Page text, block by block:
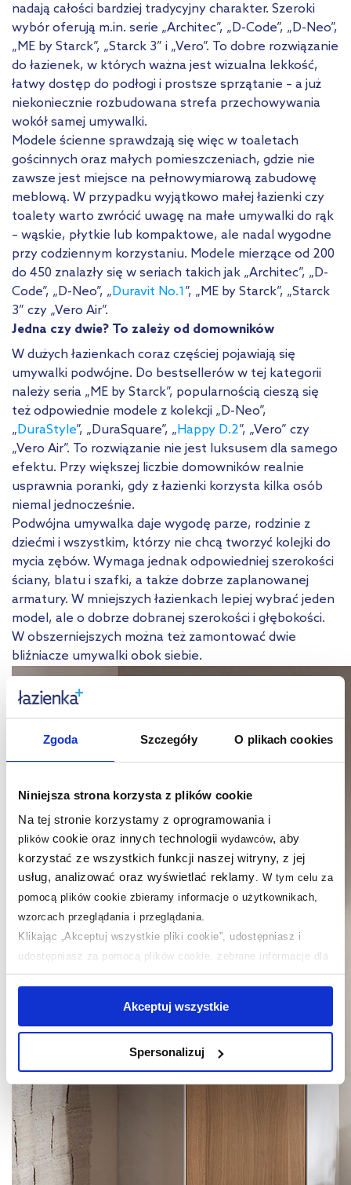
Zgoda Szczegóły O plikach cookies
Niniejsza strona korzysta z plików cookie
Na tej stronie korzystamy z oprogramowania i
plikówcookie oraz innych technologii wydawców, aby
korzystać ze wszystkich funkcji naszej witryny, z jej
usług, analizować oraz wyświetlać reklamy. W tym celu za
pomocą plików cookie zbieramy informacje o użytkownikach,
wzorcach przeglądania i przeglądania.
Klikając „Akceptuj wszystkie pliki cookie”, udostępniasz i
udostępniasz za pomocą plików cookie, zebrane informacje dla
użytkowników zewnętrznych, a także nasi partnerzy reklamowi.
jednak, że zablokowane niektóre pliki cookie mogą mieć wpływ
na sposób dostarczania treści niedostosowanych do potrzeb
Aby uzyskać więcej informacji na temat plików plików cookie,
kliknij „Ustawienia plików cookie”.
informacji na temat plików cookie i tego, dlaczego ich przepisy,
przejdź do zakładek „Informacje o plikach cookie”.
Akceptuj wszystkie
Spersonalizuj
nadają całości bardziej tradycyjny charakter. Szeroki
wybór oferują m.in. serie „Architec”, „D-Code”, „D-Neo”,
„ME by Starck”, „Starck 3” i „Vero”. To dobre rozwiązanie
do łazienek, w których ważna jest wizualna lekkość,
łatwy dostęp do podłogi i prostsze sprzątanie – a już
niekoniecznie rozbudowana strefa przechowywania
wokół samej umywalki.
Modele ścienne sprawdzają się więc w toaletach
gościnnych oraz małych pomieszczeniach, gdzie nie
zawsze jest miejsce na pełnowymiarową zabudowę
meblową. W przypadku wyjątkowo małej łazienki czy
toalety warto zwrócić uwagę na małe umywalki do rąk
– wąskie, płytkie lub kompaktowe, ale nadal wygodne
przy codziennym korzystaniu. Modele mierzące od 200
do 450 znalazły się w seriach takich jak „Architec”, „D-
Code”, „D-Neo”, „Duravit No.1”, „ME by Starck”, „Starck
3” czy „Vero Air”.
Jedna czy dwie? To zależy od domowników
W dużych łazienkach coraz częściej pojawiają się
umywalki podwójne. Do bestsellerów w tej kategorii
należy seria „ME by Starck”, popularnością cieszą się
też odpowiednie modele z kolekcji „D-Neo”,
„DuraStyle”, „DuraSquare”, „Happy D.2”, „Vero” czy
„Vero Air”. To rozwiązanie nie jest luksusem dla samego
efektu. Przy większej liczbie domowników realnie
usprawnia poranki, gdy z łazienki korzysta kilka osób
niemal jednocześnie.
Podwójna umywalka daje wygodę parze, rodzinie z
dziećmi i wszystkim, którzy nie chcą tworzyć kolejki do
mycia zębów. Wymaga jednak odpowiedniej szerokości
ściany, blatu i szafki, a także dobrze zaplanowanej
armatury. W mniejszych łazienkach lepiej wybrać jeden
model, ale o dobrze dobranej szerokości i głębokości.
W obszerniejszych można też zamontować dwie
bliźniacze umywalki obok siebie.